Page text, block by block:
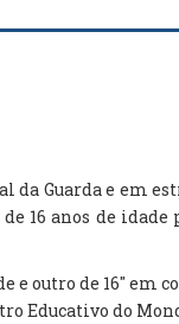
Guarda e em
16 anos de
outro de 16″ em
Educativo do